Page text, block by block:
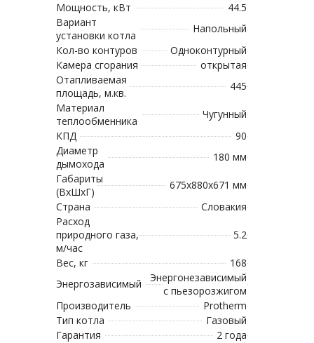
Мощность, кВт
44.5
Вариант
установки котла
Напольный
Кол-во контуров
Одноконтурный
Камера сгорания
открытая
Отапливаемая
площадь, м.кв.
445
Материал
теплообменника
Чугунный
КПД
90
Диаметр
дымохода
180 мм
Габариты
(ВхШхГ)
675х880х671 мм
Страна
Словакия
Расход
природного газа,
м/час
5.2
Вес, кг
168
Энергозависимый
Энергонезависимый
с пьезорозжигом
Производитель
Protherm
Тип котла
Газовый
Гарантия
2 года